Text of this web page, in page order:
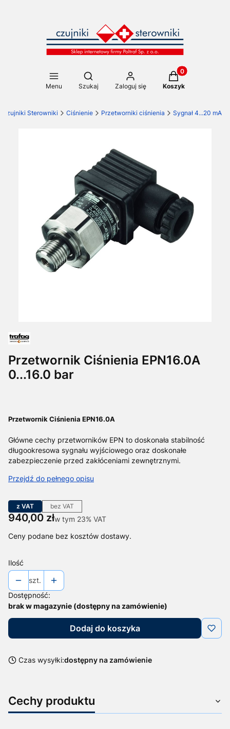
Menu
Otwórz wyszukiwarkę
Szukaj Zaloguj się
Produkty w
Koszyk
Czujniki Sterowniki Ciśnienie Przetworniki ciśnienia Sygnał 4...20 mA
Przetwornik Ciśnienia EPN16.0A
0...16.0 bar
Przetwornik Ciśnienia EPN16.0A
Główne cechy przetworników EPN to doskonała stabilność
długookresowa sygnału wyjściowego oraz doskonałe
zabezpieczenie przed zakłóceniami zewnętrznymi.
Przejdź do pełnego opisu
z VAT bez VAT
Cena
940,00 złw tym 23% VAT
w tym 23% VAT
Ceny podane bez kosztów dostawy.
Ilość
szt.
Dostępność:
brak w magazynie (dostępny na zamówienie)
Dodaj do koszyka
Czas wysyłki:dostępny na zamówienie
Cechy produktu